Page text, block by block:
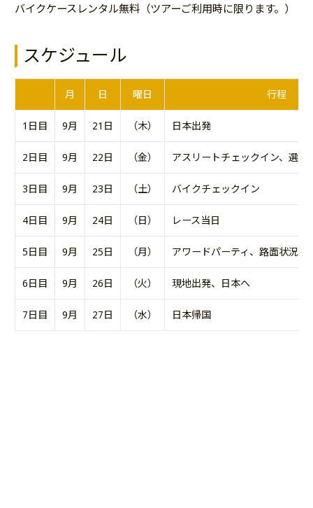
バイクケースレンタル無料（ツアーご利用時に限ります。）
スケジュール
月 日 曜日 行程
1日目 9月 21日 （木） 日本出発
2日目 9月 22日 （金） アスリートチェックイン、選手
3日目 9月 23日 （土） バイクチェックイン
4日目 9月 24日 （日） レース当日
5日目 9月 25日 （月） アワードパーティ、路面状況
6日目 9月 26日 （火） 現地出発、日本へ
7日目 9月 27日 （水） 日本帰国